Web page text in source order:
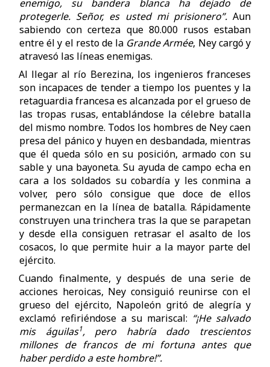
enemigo, su bandera blanca ha dejado de
protegerle. Señor, es usted mi prisionero”.Aun
sabiendo con certeza que 80.000 rusos estaban
entre él y el resto de la Grande Armée, Ney cargó y
atravesó las líneas enemigas.
Al llegar al río Berezina, los ingenieros franceses
son incapaces de tender a tiempo los puentes y la
retaguardia francesa es alcanzada por el grueso de
las tropas rusas, entablándose la célebre batalla
del mismo nombre. Todos los hombres de Ney caen
presa del pánico y huyen en desbandada, mientras
que él queda sólo en su posición, armado con su
sable y una bayoneta. Su ayuda de campo echa en
cara a los soldados su cobardía y les conmina a
volver, pero sólo consigue que doce de ellos
permanezcan en la línea de batalla. Rápidamente
construyen una trinchera tras la que se parapetan
y desde ella consiguen retrasar el asalto de los
cosacos, lo que permite huir a la mayor parte del
ejército.
Cuando finalmente, y después de una serie de
acciones heroicas, Ney consiguió reunirse con el
grueso del ejército, Napoleón gritó de alegría y
exclamó refiriéndose a su mariscal: “¡He salvado
mis águilas1, pero habría dado trescientos
millones de francos de mi fortuna antes que
haber perdido a este hombre!”.